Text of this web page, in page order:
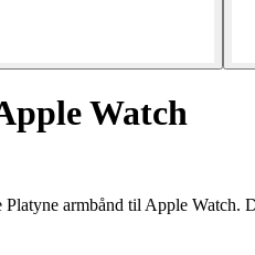
Watch
Platyne armbånd til Apple